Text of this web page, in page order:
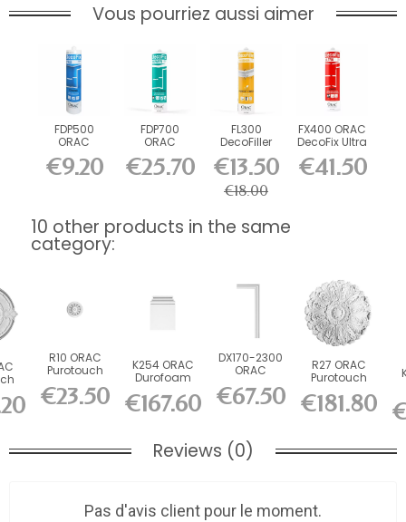
Vous pourriez aussi aimer
FDP500
ORAC
DecoFix Pro
310 ml
€9.20
FDP700
ORAC
DecoFix
Power 290
ml
€25.70
FL300
DecoFiller
€13.50
€18.00
FX400 ORAC
DecoFix Ultra
€41.50
10 other products in the same
category:
R10 ORAC
Purotouch
Rosette cm
€23.50
K254 ORAC
Durofoam
Base L39 x
H53.5 x L6.5
cm
€167.60
DX170-2300
ORAC
Durofoam
Picture Rail
L230...
€67.50
R27 ORAC
Purotouch
Rosette cm
€181.80
Reviews (0)
Pas d'avis client pour le moment.